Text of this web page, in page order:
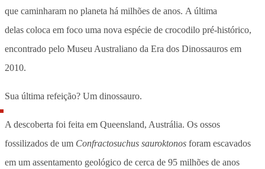
que caminharam no planeta há milhões de anos. A última
delas coloca em foco uma nova espécie de crocodilo pré-histórico,
encontrado pelo Museu Australiano da Era dos Dinossauros em
2010.
Sua última refeição? Um dinossauro.
A descoberta foi feita em Queensland, Austrália. Os ossos
fossilizados de um Confractosuchus sauroktonos foram escavados
em um assentamento geológico de cerca de 95 milhões de anos